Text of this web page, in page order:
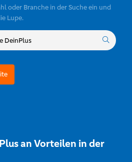
oder Branche in der Suche ein und
Lupe.
an Vorteilen in der